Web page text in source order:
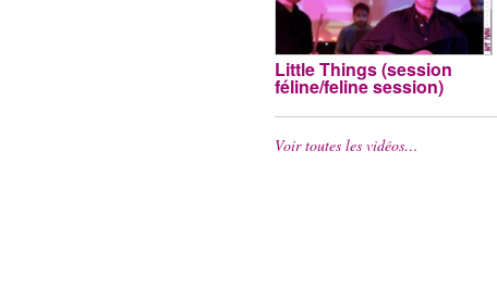
Little Things (session
féline/feline session)
Voir toutes les vidéos…